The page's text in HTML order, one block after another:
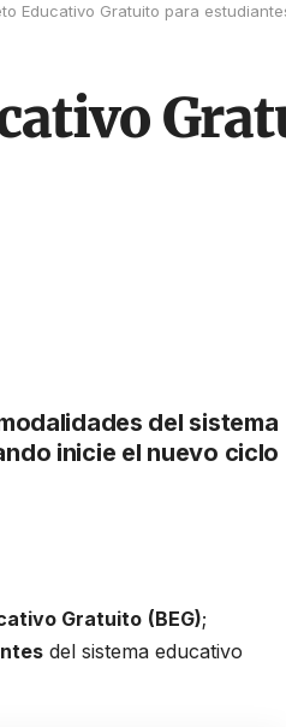
Educativo Gratuito para
del sistema
inicie el nuevo ciclo
Gratuito (BEG);
del sistema educativo